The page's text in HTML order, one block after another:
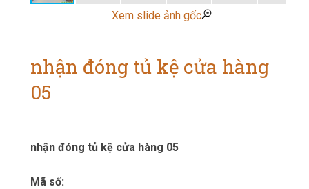
Xem slide ảnh gốc
nhận đóng tủ kệ cửa hàng
05
nhận đóng tủ kệ cửa hàng 05
Mã số: